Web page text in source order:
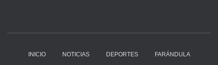
INICIO NOTICIAS DEPORTES FARÁNDULA